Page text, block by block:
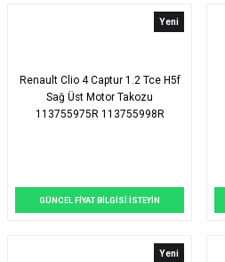
Yeni
Renault Clio 4 Captur 1.2 Tce H5f
Sağ Üst Motor Takozu
113755975R 113755998R
GÜNCEL FİYAT BİLGİSİ İSTEYİN
Yeni